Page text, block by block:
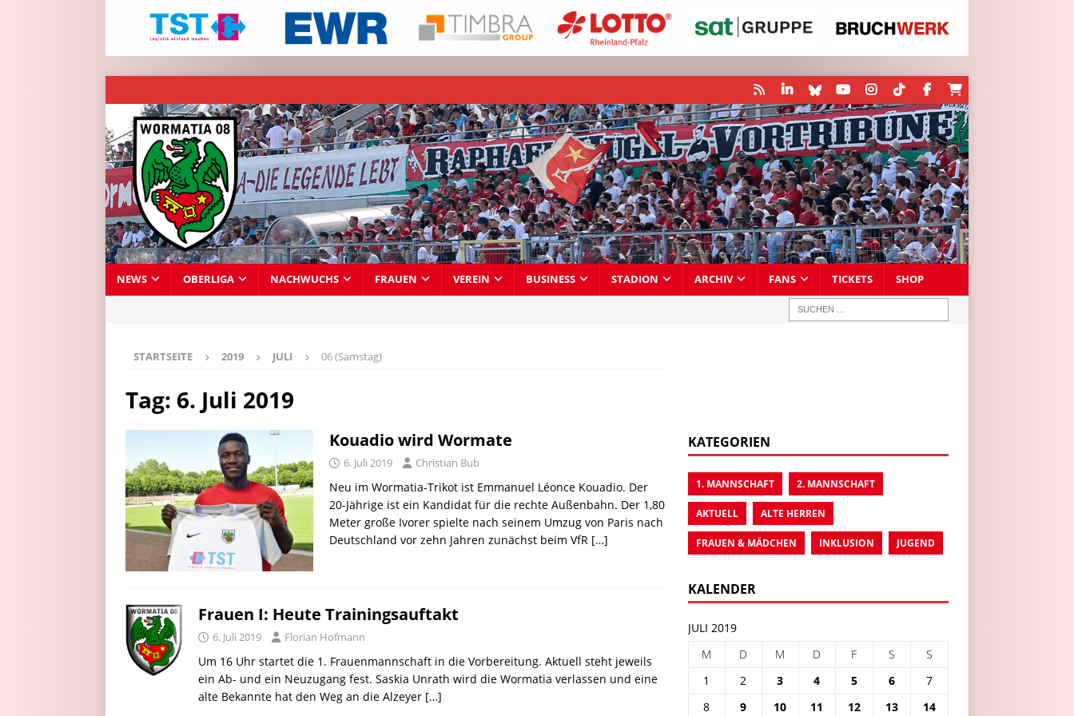
NEWS OBERLIGA NACHWUCHS FRAUEN VEREIN BUSINESS STADION ARCHIV FANS TICKETS SHOP
STARTSEITE 2019 JULI 06 (Samstag)
Tag: 6. Juli 2019
Kouadio wird Wormate
6. Juli 2019 Christian Bub
Neu im Wormatia-Trikot ist Emmanuel Léonce Kouadio. Der
20-Jährige ist ein Kandidat für die rechte Außenbahn. Der 1,80
Meter große Ivorer spielte nach seinem Umzug von Paris nach
Deutschland vor zehn Jahren zunächst beim VfR […]
Frauen I: Heute Trainingsauftakt
6. Juli 2019 Florian Hofmann
Um 16 Uhr startet die 1. Frauenmannschaft in die Vorbereitung. Aktuell steht jeweils
ein Ab- und ein Neuzugang fest. Saskia Unrath wird die Wormatia verlassen und eine
alte Bekannte hat den Weg an die Alzeyer […]
KATEGORIEN
1. MANNSCHAFT 2. MANNSCHAFT
AKTUELL ALTE HERREN
FRAUEN & MÄDCHEN INKLUSION JUGEND
KALENDER
JULI 2019
M
D M D F S
S
1
2 3 4 5 6
7
8
9 10 11 12 13 14